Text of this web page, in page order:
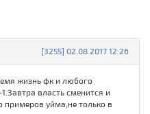
[3255] 02.08.2017 12:26
жизнь фк и любого
власть сменится и
примеров уйма,не только в